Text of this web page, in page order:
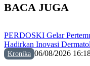
BACA JUGA
PERDOSKI Gelar
Hadirkan Inovasi
Kronika 06/08/2026